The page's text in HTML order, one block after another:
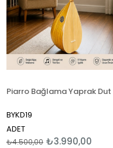
Piarro Bağlama Yaprak Dut Kısa + Kılıf Hediyeli ( Mat Cila )
₺3.990,00